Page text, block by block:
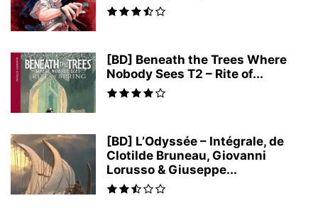
[BD] Beneath the Trees Where
Nobody Sees T2 – Rite of...
[BD] L’Odyssée – Intégrale, de
Clotilde Bruneau, Giovanni
Lorusso & Giuseppe...